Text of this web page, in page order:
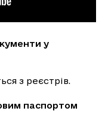
у
з реєстрів.
паспортом